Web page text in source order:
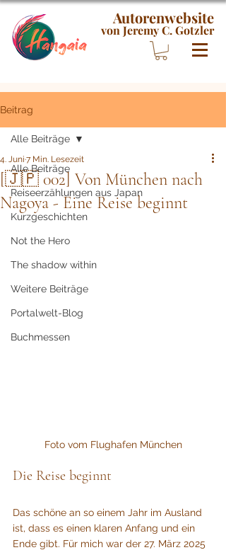
Autorenwebsite
von Jeremy C. Gotzler
Beitrag
Alle Beiträge
Reiseerzählungen aus Japan
Kurzgeschichten
Not the Hero
The shadow within
Weitere Beiträge
Portalwelt-Blog
Buchmessen
Alle Beiträge
[🇯🇵 002] Von München nach
Nagoya - Eine Reise beginnt
4. Juni 7 Min. Lesezeit
Foto vom Flughafen München
Die Reise beginnt
Das schöne an so einem Jahr im Ausland
ist, dass es einen klaren Anfang und ein
Ende gibt. Für mich war der 27. März 2025